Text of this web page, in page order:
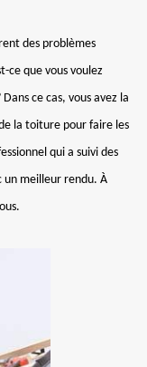
des problèmes
ce que vous voulez
ce cas, vous avez la
la toiture pour faire les
qui a suivi des
un meilleur rendu. À